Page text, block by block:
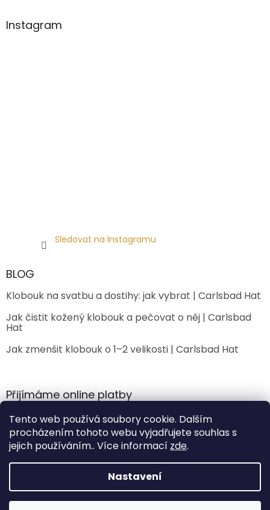
Tento web používá soubory cookie. Dalším
procházením tohoto webu vyjadřujete souhlas s
jejich používáním.. Více informací zde.
Nastavení
Instagram
Sledovat na Instagramu
BLOG
Klobouk na svatbu a dostihy: jak vybrat | Carlsbad Hat
Jak čistit kožený klobouk a pečovat o něj | Carlsbad
Hat
Jak zmenšit klobouk o 1–2 velikosti | Carlsbad Hat
Přijímáme online platby
Vytvořil Shoptet Premium